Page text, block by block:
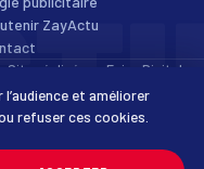
ZayActu
Site réalisé par Enjoy Digital
Accessibilité
et améliorer
refuser ces cookies.